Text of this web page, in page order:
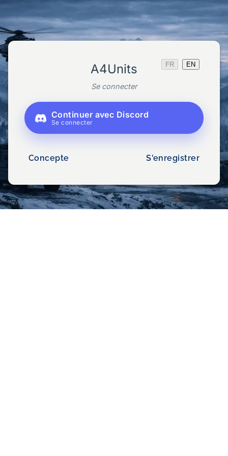
FR EN
A4Units
Se connecter
Continuer avec Discord
Se connecter
Concepte S'enregistrer